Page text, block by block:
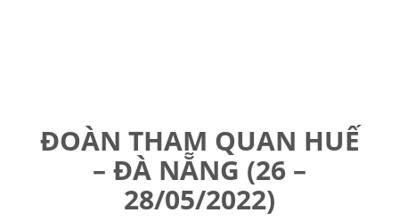
ĐOÀN THAM QUAN HUẾ
– ĐÀ NẴNG (26 –
28/05/2022)